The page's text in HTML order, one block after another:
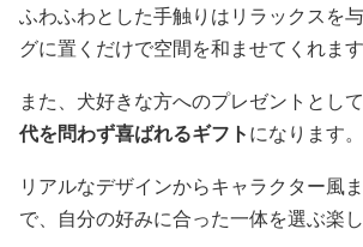
ふわふわとした手触りはリラックスを
グに置くだけで空間を和ませてくれます
また、犬好きな方へのプレゼントとし
代を問わず喜ばれるギフトになります。
リアルなデザインからキャラクター風
で、自分の好みに合った一体を選ぶ楽